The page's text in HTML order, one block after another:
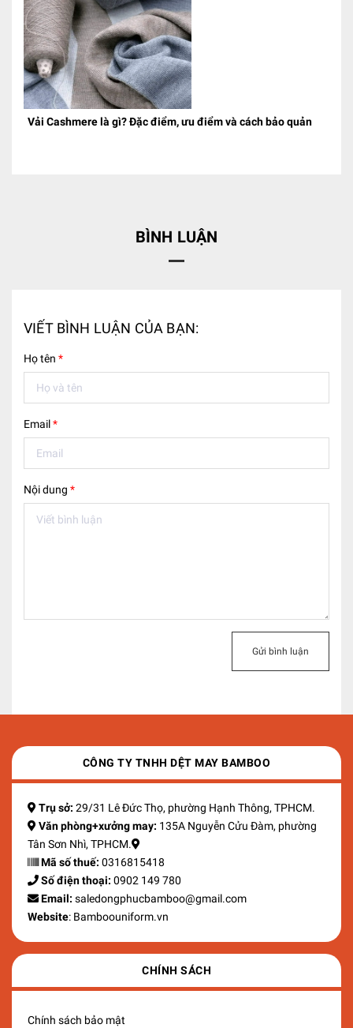
Vải Cashmere là gì? Đặc điểm, ưu điểm và cách bảo quản
BÌNH LUẬN
VIẾT BÌNH LUẬN CỦA BẠN:
Họ tên *
Email*
Nội dung *
Gửi bình luận
CÔNG TY TNHH DỆT MAY BAMBOO
Trụ sở: 29/31 Lê Đức Thọ, phường Hạnh Thông, TPHCM.
Văn phòng+xưởng may: 135A Nguyễn Cửu Đàm, phường
Tân Sơn Nhì, TPHCM.
Mã số thuế: 0316815418
Số điện thoại: 0902 149 780
Email: saledongphucbamboo@gmail.com
Website: Bamboouniform.vn
CHÍNH SÁCH
Chính sách bảo mật